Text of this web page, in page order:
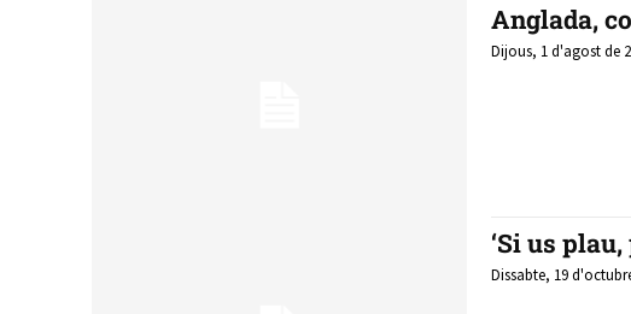
Anglada,
Dijous, 1 d'agost de
‘Si us plau,
Dissabte, 19